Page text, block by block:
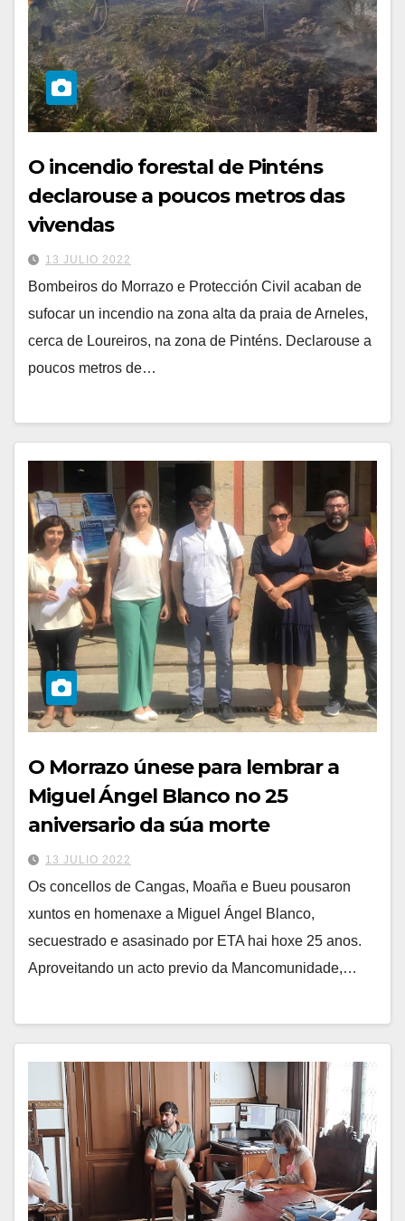
O incendio forestal de Pinténs
declarouse a poucos metros das
vivendas
13 JULIO 2022
Bombeiros do Morrazo e Protección Civil acaban de
sufocar un incendio na zona alta da praia de Arneles,
cerca de Loureiros, na zona de Pinténs. Declarouse a
poucos metros de…
O Morrazo únese para lembrar a
Miguel Ángel Blanco no 25
aniversario da súa morte
13 JULIO 2022
Os concellos de Cangas, Moaña e Bueu pousaron
xuntos en homenaxe a Miguel Ángel Blanco,
secuestrado e asasinado por ETA hai hoxe 25 anos.
Aproveitando un acto previo da Mancomunidade,…